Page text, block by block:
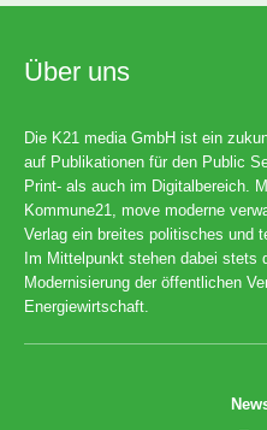
Über uns
Die K21 media GmbH ist ein
auf Publikationen für den Public
Print- als auch im Digitalbereich.
Kommune21, move moderne
Verlag ein breites politisches und
Im Mittelpunkt stehen dabei stets
Modernisierung der öffentlichen
Energiewirtschaft.